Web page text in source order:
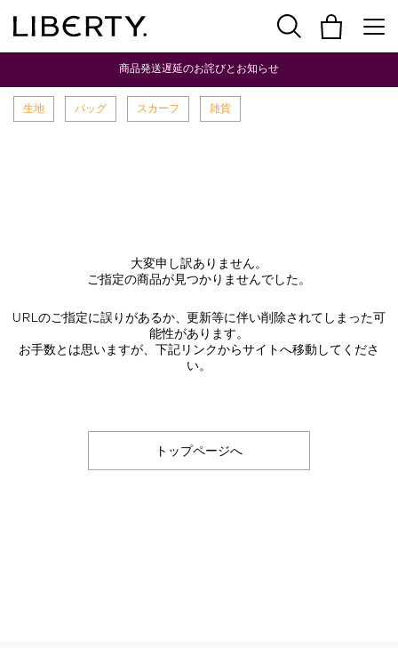
商品発送遅延のお詫びとお知らせ
生地 バッグ スカーフ 雑貨
大変申し訳ありません。
ご指定の商品が見つかりませんでした。
URLのご指定に誤りがあるか、更新等に伴い削除されてしまった可
能性があります。
お手数とは思いますが、下記リンクからサイトへ移動してくださ
い。
トップページへ